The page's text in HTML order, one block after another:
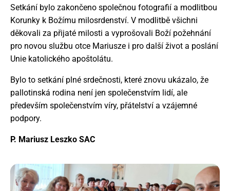
Setkání bylo zakončeno společnou fotografií a modlitbou
Korunky k Božímu milosrdenství. V modlitbě všichni
děkovali za přijaté milosti a vyprošovali Boží požehnání
pro novou službu otce Mariusze i pro další život a poslání
Unie katolického apoštolátu.
Bylo to setkání plné srdečnosti, které znovu ukázalo, že
pallotinská rodina není jen společenstvím lidí, ale
především společenstvím víry, přátelství a vzájemné
podpory.
P. Mariusz Leszko SAC